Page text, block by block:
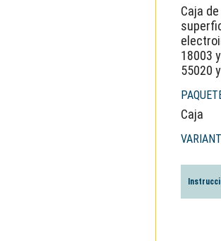
Caja
18003
55020
Caja